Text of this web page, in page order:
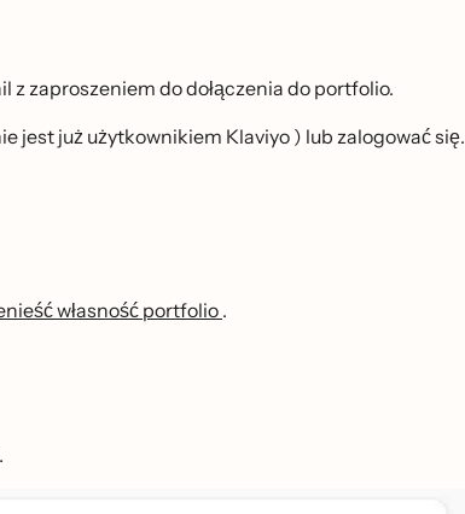
zaproszeniem do dołączenia do portfolio.
jest już użytkownikiem Klaviyo ) lub zalogować się.
własność portfolio .